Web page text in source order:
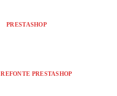
PRESTASHOP
REFONTE PRESTASHOP